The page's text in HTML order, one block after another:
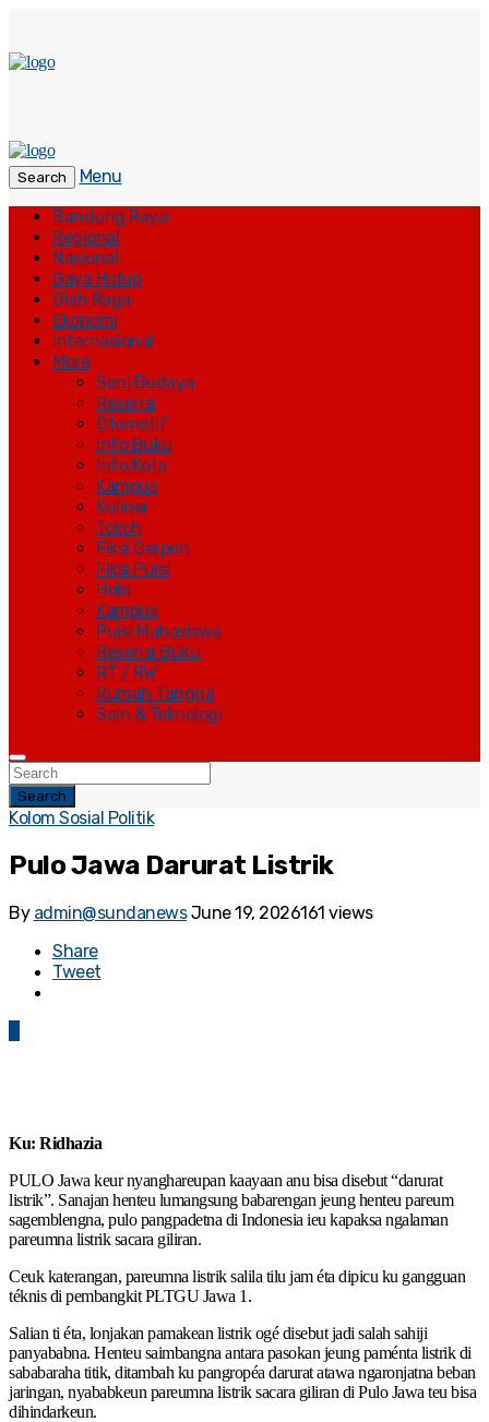
Search
Menu
Bandung Raya
Regional
Nasional
Gaya Hidup
Olah Raga
Ekonomi
Internasional
More
Seni Budaya
Resensi
Otomotif
Info Buku
Info Kota
Kampus
Kuliner
Tokoh
Fiksi Cerpen
Fiksi Puisi
Hobi
Kampus
Puisi Mahasiswa
Resensi Buku
RT / RW
Rumah Tangga
Sain & Teknologi
Search
Kolom Sosial Politik
Pulo Jawa Darurat Listrik
By admin@sundanews June 19, 2026161 views
Share
Tweet
Ku: Ridhazia
PULO Jawa keur nyanghareupan kaayaan anu bisa disebut “darurat
listrik”. Sanajan henteu lumangsung babarengan jeung henteu pareum
sagemblengna, pulo pangpadetna di Indonesia ieu kapaksa ngalaman
pareumna listrik sacara giliran.
Ceuk katerangan, pareumna listrik salila tilu jam éta dipicu ku gangguan
téknis di pembangkit PLTGU Jawa 1.
Salian ti éta, lonjakan pamakean listrik ogé disebut jadi salah sahiji
panyababna. Henteu saimbangna antara pasokan jeung paménta listrik di
sababaraha titik, ditambah ku pangropéa darurat atawa ngaronjatna beban
jaringan, nyababkeun pareumna listrik sacara giliran di Pulo Jawa teu bisa
dihindarkeun.